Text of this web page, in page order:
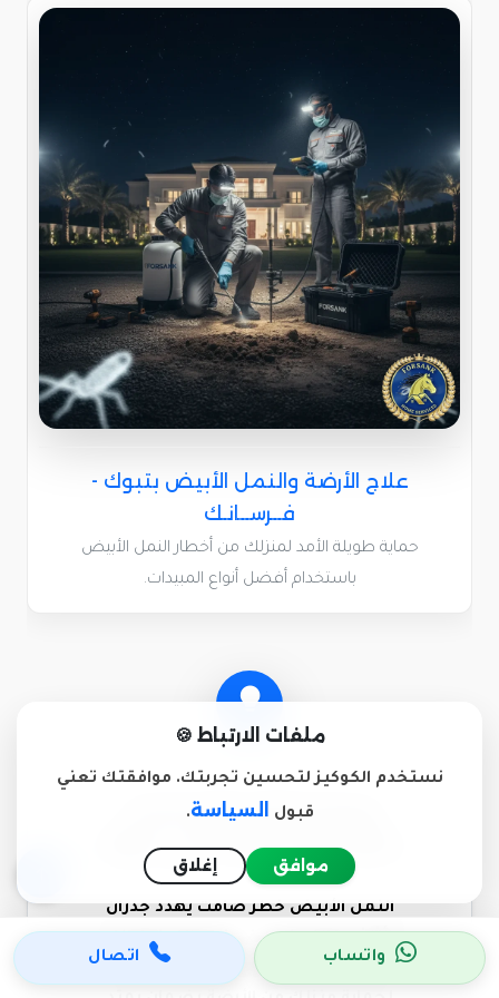
علاج الأرضة والنمل الأبيض بتبوك -
فــرســانـك
حماية طويلة الأمد لمنزلك من أخطار النمل الأبيض
باستخدام أفضل أنواع المبيدات.
صمام أمان لأساسات
منزلك ضد الرمة في تبوك
النمل الأبيض خطر صامت يهدد جدران
وأثاث منزلك. نحن في فرسانك نوفر لك
أقوى أنظمة الحقن والوقاية في تبوك
واتساب اتصال
ملفات الارتباط 🍪
نستخدم الكوكيز لتحسين تجربتك. موافقتك تعني
قبول
السياسة.
موافق إغلاق